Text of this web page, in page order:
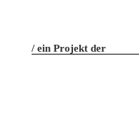
ein Projekt der